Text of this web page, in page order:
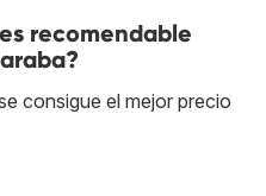
recomendable
consigue el mejor precio